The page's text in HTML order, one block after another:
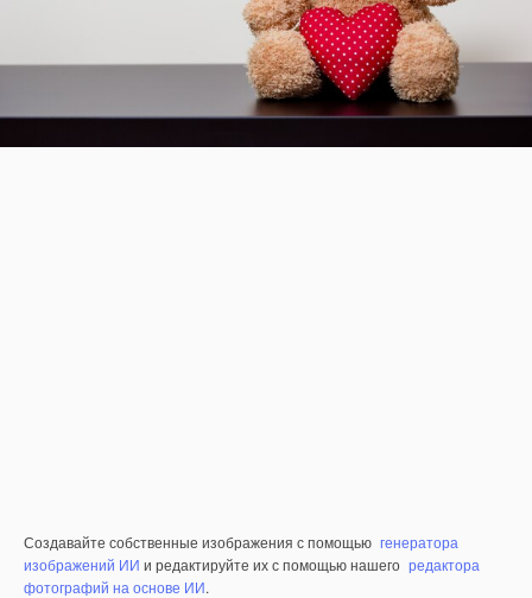
Создавайте собственные изображения с помощью генератора
изображений ИИ и редактируйте их с помощью нашего редактора
фотографий на основе ИИ.